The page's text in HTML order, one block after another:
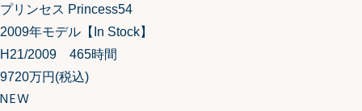
プリンセス Princess54
2009年モデル【In Stock】
H21/2009 465時間
9720万円 (税込)
NEW